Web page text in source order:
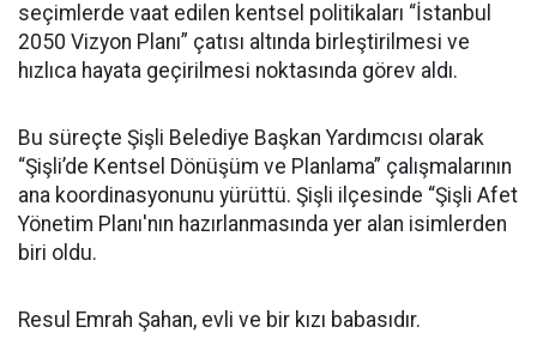
seçimlerde vaat edilen kentsel politikaları “İstanbul
2050 Vizyon Planı” çatısı altında birleştirilmesi ve
hızlıca hayata geçirilmesi noktasında görev aldı.
Bu süreçte Şişli Belediye Başkan Yardımcısı olarak
“Şişli’de Kentsel Dönüşüm ve Planlama” çalışmalarının
ana koordinasyonunu yürüttü. Şişli ilçesinde “Şişli Afet
Yönetim Planı'nın hazırlanmasında yer alan isimlerden
biri oldu.
Resul Emrah Şahan, evli ve bir kızı babasıdır.